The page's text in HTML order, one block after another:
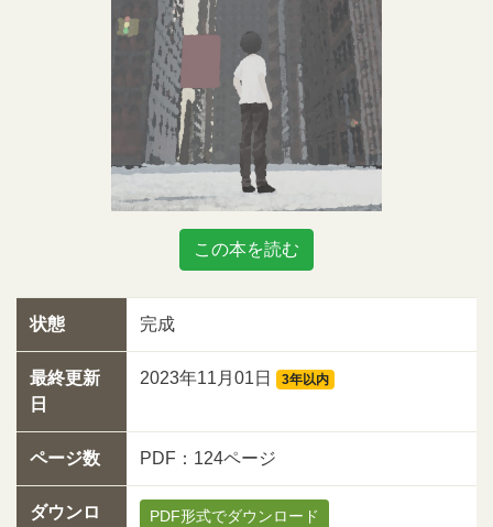
この本を読む
状態 完成
最終更新
日
2023年11月01日 3年以内
ページ数 PDF：124ページ
ダウンロ
PDF形式でダウンロード